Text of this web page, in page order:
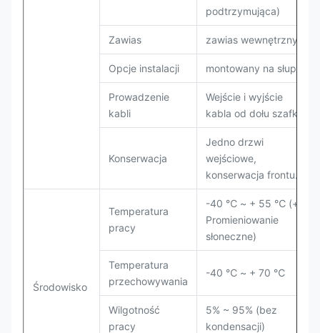
podtrzymująca)
Zawias zawias wewnętrzny
Opcje instalacji montowany na słupie
Prowadzenie
kabli
Wejście i wyjście
kabla od dołu szafki
Konserwacja
Jedno drzwi
wejściowe,
konserwacja frontu.
Środowisko
Temperatura
pracy
-40 ℃ ~ + 55 ℃ (+
Promieniowanie
słoneczne)
Temperatura
przechowywania
-40 ℃ ~ + 70 ℃
Wilgotność
pracy
5% ~ 95% (bez
kondensacji)